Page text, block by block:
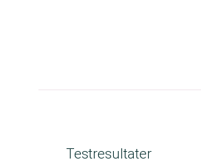
Testresultater